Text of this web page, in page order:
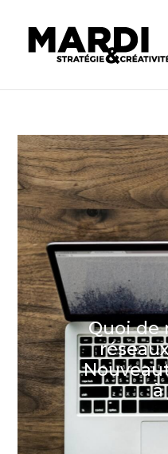
Quoi de
à